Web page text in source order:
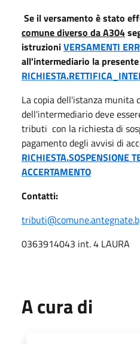
Se il versamento è stato
comune diverso da A304
istruzioniVERSAMENTI
all'intermediario la
La copia dell'istanza munita
dell'intermediario deve
tributi con la richiesta di
pagamento degli avvisi di
RICHIESTA.SOSPENSIONE
ACCERTAMENTO
Contatti:
0363914043 int. 4 LAURA
A cura di